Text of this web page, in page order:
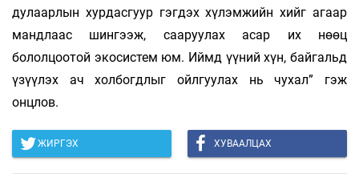
дулаарлын хурдасгуур гэгдэх хүлэмжийн хийг агаар
мандлаас шингээж, сааруулах асар их нөөц
бололцоотой экосистем юм. Иймд үүний хүн, байгальд
үзүүлэх ач холбогдлыг ойлгуулах нь чухал” гэж
онцлов.
ЖИРГЭХ ХУВААЛЦАХ